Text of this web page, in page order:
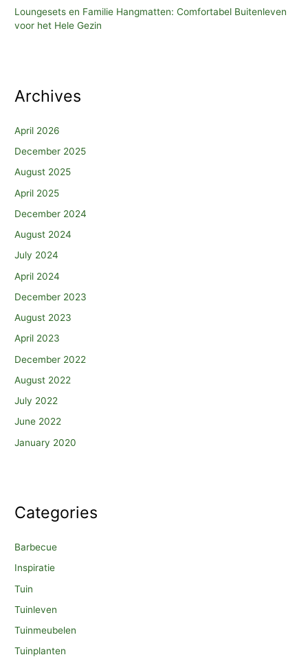
Loungesets en Familie Hangmatten: Comfortabel Buitenleven
voor het Hele Gezin
Archives
April 2026
December 2025
August 2025
April 2025
December 2024
August 2024
July 2024
April 2024
December 2023
August 2023
April 2023
December 2022
August 2022
July 2022
June 2022
January 2020
Categories
Barbecue
Inspiratie
Tuin
Tuinleven
Tuinmeubelen
Tuinplanten